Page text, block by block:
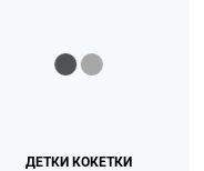
ДЕТКИ КОКЕТКИ